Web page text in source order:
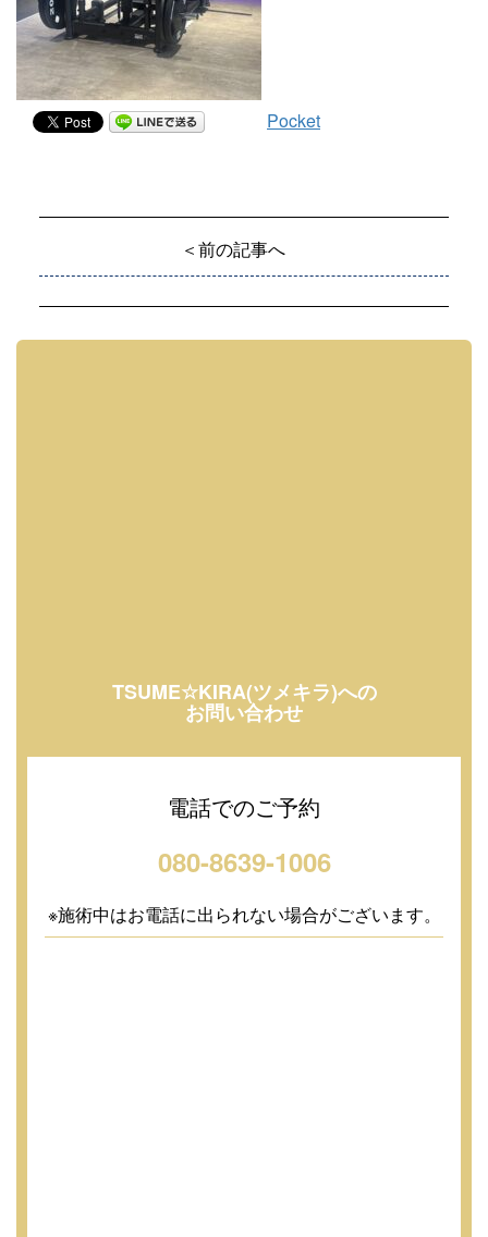
Pocket
＜前の記事へ
TSUME☆KIRA(ツメキラ)への
お問い合わせ
電話でのご予約
080-8639-1006
※施術中はお電話に出られない場合がございます。